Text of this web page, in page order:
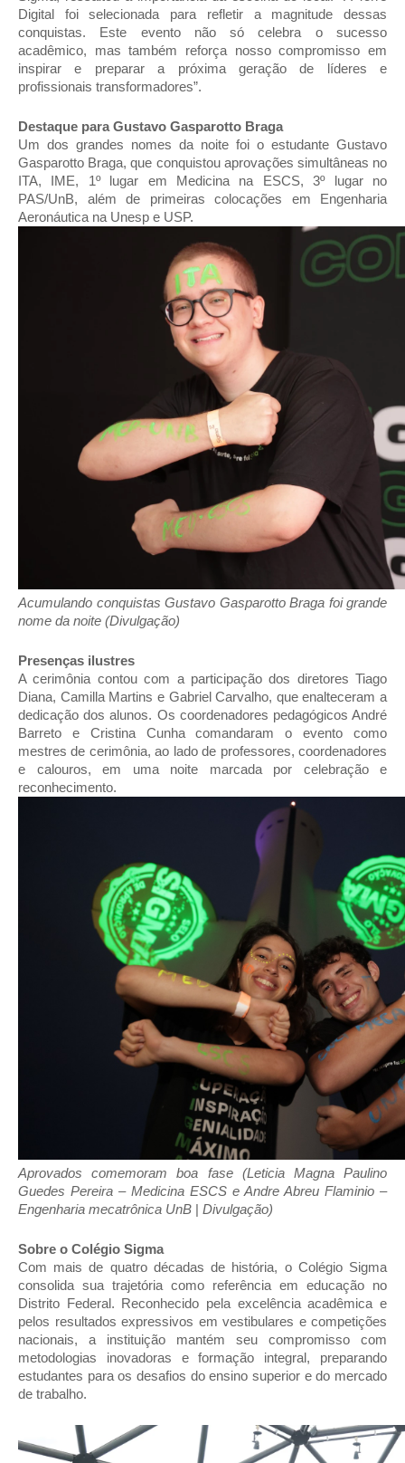
Digital foi selecionada para refletir a magnitude dessas
conquistas. Este evento não só celebra o sucesso
acadêmico, mas também reforça nosso compromisso em
inspirar e preparar a próxima geração de líderes e
profissionais transformadores”.
Destaque para Gustavo Gasparotto Braga
Um dos grandes nomes da noite foi o estudante Gustavo
Gasparotto Braga, que conquistou aprovações simultâneas no
ITA, IME, 1º lugar em Medicina na ESCS, 3º lugar no
PAS/UnB, além de primeiras colocações em Engenharia
Aeronáutica na Unesp e USP.
Acumulando conquistas Gustavo Gasparotto Braga foi grande
nome da noite (Divulgação)
Presenças ilustres
A cerimônia contou com a participação dos diretores Tiago
Diana, Camilla Martins e Gabriel Carvalho, que enalteceram a
dedicação dos alunos. Os coordenadores pedagógicos André
Barreto e Cristina Cunha comandaram o evento como
mestres de cerimônia, ao lado de professores, coordenadores
e calouros, em uma noite marcada por celebração e
reconhecimento.
Aprovados comemoram boa fase (Leticia Magna Paulino
Guedes Pereira – Medicina ESCS e Andre Abreu Flaminio –
Engenharia mecatrônica UnB
Divulgação)
Sobre o Colégio Sigma
Com mais de quatro décadas de história, o Colégio Sigma
consolida sua trajetória como referência em educação no
Distrito Federal. Reconhecido pela excelência acadêmica e
pelos resultados expressivos em vestibulares e competições
nacionais, a instituição mantém seu compromisso com
metodologias inovadoras e formação integral, preparando
estudantes para os desafios do ensino superior e do mercado
de trabalho.